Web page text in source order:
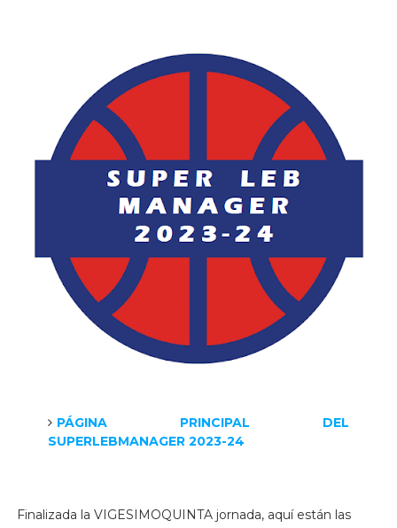
PÁGINA PRINCIPAL DEL
SUPERLEBMANAGER 2023-24
Finalizada la VIGESIMOQUINTA jornada, aquí están las